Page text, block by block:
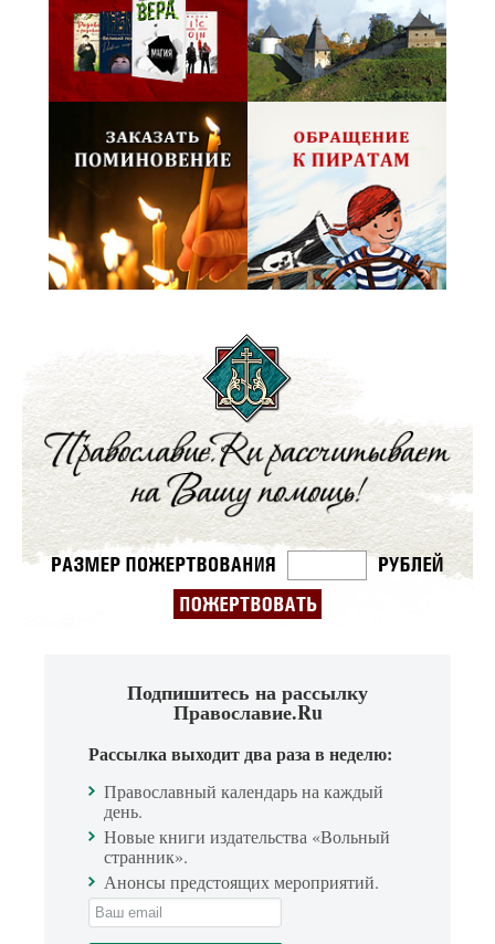
Подпишитесь на рассылку
Православие.Ru
Рассылка выходит два раза в неделю:
Православный календарь на каждый
день.
Новые книги издательства «Вольный
странник».
Анонсы предстоящих мероприятий.